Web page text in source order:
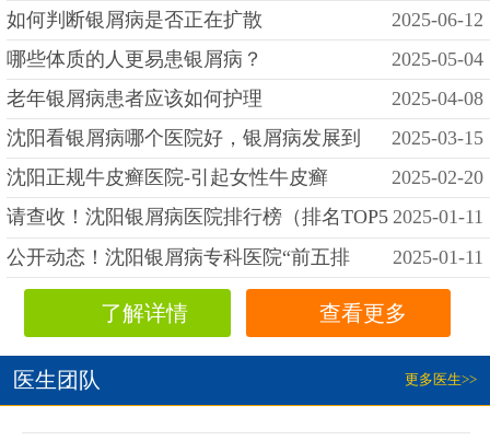
如何判断银屑病是否正在扩散
2025-06-12
哪些体质的人更易患银屑病？
2025-05-04
老年银屑病患者应该如何护理
2025-04-08
沈阳看银屑病哪个医院好，银屑病发展到
2025-03-15
沈阳正规牛皮癣医院-引起女性牛皮癣
2025-02-20
请查收！沈阳银屑病医院排行榜（排名TOP5 2025-01-11
公开动态！沈阳银屑病专科医院“前五排
2025-01-11
了解详情 查看更多
医生团队 更多医生>>